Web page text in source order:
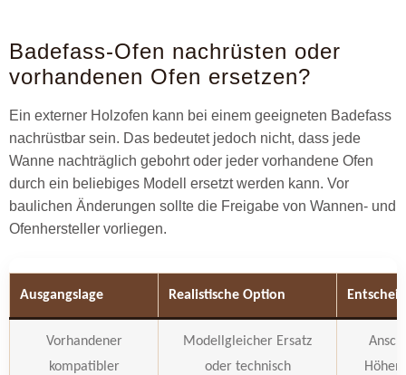
Badefass-Ofen nachrüsten oder
vorhandenen Ofen ersetzen?
Ein externer Holzofen kann bei einem geeigneten Badefass
nachrüstbar sein. Das bedeutet jedoch nicht, dass jede
Wanne nachträglich gebohrt oder jeder vorhandene Ofen
durch ein beliebiges Modell ersetzt werden kann. Vor
baulichen Änderungen sollte die Freigabe von Wannen- und
Ofenhersteller vorliegen.
Ausgangslage Realistische Option
Vorhandener
kompatibler
Modellgleicher Ersatz
oder technisch